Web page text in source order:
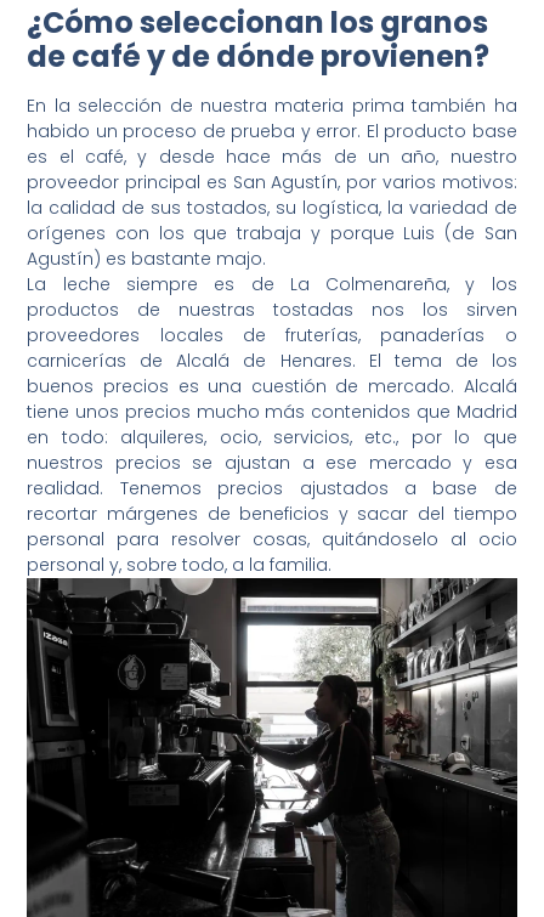
¿Cómo seleccionan los granos
de café y de dónde provienen?
En la selección de nuestra materia prima también ha
habido un proceso de prueba y error. El producto base
es el café, y desde hace más de un año, nuestro
proveedor principal es San Agustín, por varios motivos:
la calidad de sus tostados, su logística, la variedad de
orígenes con los que trabaja y porque Luis (de San
Agustín) es bastante majo.
La leche siempre es de La Colmenareña, y los
productos de nuestras tostadas nos los sirven
proveedores locales de fruterías, panaderías o
carnicerías de Alcalá de Henares. El tema de los
buenos precios es una cuestión de mercado. Alcalá
tiene unos precios mucho más contenidos que Madrid
en todo: alquileres, ocio, servicios, etc., por lo que
nuestros precios se ajustan a ese mercado y esa
realidad. Tenemos precios ajustados a base de
recortar márgenes de beneficios y sacar del tiempo
personal para resolver cosas, quitándoselo al ocio
personal y, sobre todo, a la familia.